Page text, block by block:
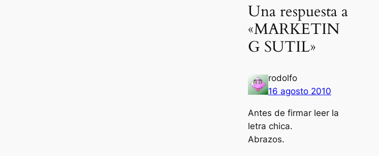
Una respuesta a
«MARKETIN
G SUTIL»
rodolfo
16 agosto 2010
Antes de firmar leer la
letra chica.
Abrazos.